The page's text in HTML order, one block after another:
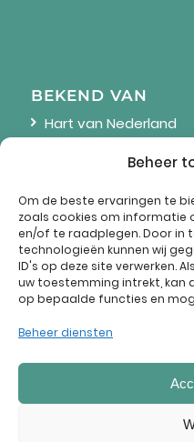
Beheer
Om de beste ervaringen te
zoals cookies om informatie
en/of te raadplegen. Door in
technologieën kunnen wij
ID's op deze site verwerken.
uw toestemming intrekt, kan
op bepaalde functies en
Beheer diensten
BEKEND VAN
Hart van Nederland
Wendy Online
Omroep Brabant
Eindhovens Dagblad